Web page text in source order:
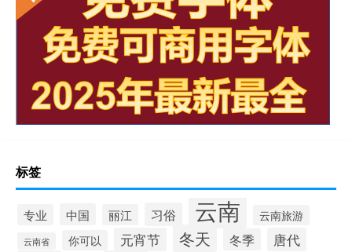
标签
专业 中国 丽江 习俗 云南 云南旅游
云南省 你可以 元宵节 冬天 冬季 唐代